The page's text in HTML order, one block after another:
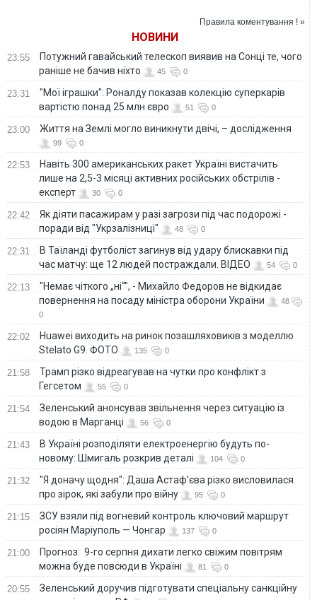
Правила коментування ! »
НОВИНИ
23:55
Потужний гавайський телескоп виявив на Сонці те, чого
раніше не бачив ніхто
45 0
23:31
"Мої іграшки": Роналду показав колекцію суперкарів
вартістю понад 25 млн євро
51 0
23:00 Життя на Землі могло виникнути двічі, – дослідження
99 0
22:53
Навіть 300 американських ракет Україні вистачить
лише на 2,5-3 місяці активних російських обстрілів -
експерт
30 0
22:42
Як діяти пасажирам у разі загрози під час подорожі -
поради від "Укрзалізниці"
48 0
22:31
В Таїланді футболіст загинув від удару блискавки під
час матчу: ще 12 людей постраждали. ВІДЕО
54 0
22:13
"Немає чіткого „ні“", - Михайло Федоров не відкидає
повернення на посаду міністра оборони України
48
0
22:02
Huawei виходить на ринок позашляховиків з моделлю
Stelato G9. ФОТО
135 0
21:58
Трамп різко відреагував на чутки про конфлікт з
Гегсетом
55 0
21:54
Зеленський анонсував звільнення через ситуацію із
водою в Марганці
56 0
21:43
В Україні розподіляти електроенергію будуть по-
новому: Шмигаль розкрив деталі
104 0
21:32
"Я доначу щодня": Даша Астаф'єва різко висловилася
про зірок, які забули про війну
95 0
21:15
ЗСУ взяли під вогневий контроль ключовий маршрут
росіян Маріуполь — Чонгар
137 0
21:00
Прогноз: 9-го серпня дихати легко свіжим повітрям
можна буде повсюди в Україні
81 0
20:55
Зеленський доручив підготувати спеціальну санкційну